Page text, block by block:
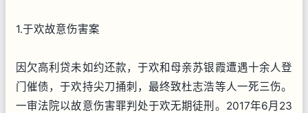
1.于欢故意伤害案
因欠高利贷未如约还款，于欢和母亲苏银霞遭遇十余人登
门催债，于欢持尖刀捅刺，最终致杜志浩等人一死三伤。
一审法院以故意伤害罪判处于欢无期徒刑。2017年6月23